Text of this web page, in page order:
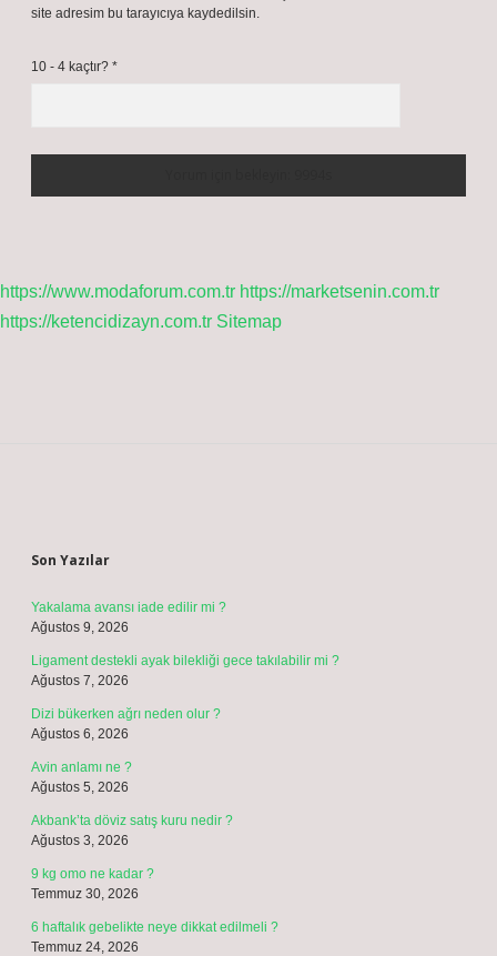
site adresim bu tarayıcıya kaydedilsin.
10 - 4 kaçtır? *
https://www.modaforum.com.tr https://marketsenin.com.tr
https://ketencidizayn.com.tr Sitemap
Son Yazılar
Yakalama avansı iade edilir mi ?
Ağustos 9, 2026
Ligament destekli ayak bilekliği gece takılabilir mi ?
Ağustos 7, 2026
Dizi bükerken ağrı neden olur ?
Ağustos 6, 2026
Avin anlamı ne ?
Ağustos 5, 2026
Akbank’ta döviz satış kuru nedir ?
Ağustos 3, 2026
9 kg omo ne kadar ?
Temmuz 30, 2026
6 haftalık gebelikte neye dikkat edilmeli ?
Temmuz 24, 2026